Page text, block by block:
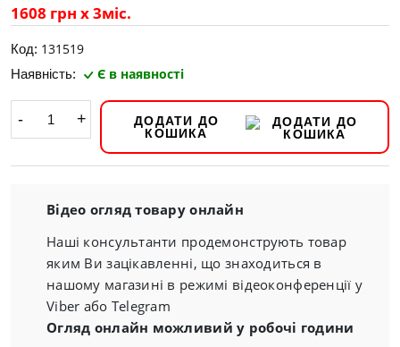
1608 грн х 3міс.
Код: 131519
Наявність: Є в наявності
- +
ДОДАТИ ДО
КОШИКА
Відео огляд товару онлайн
Наші консультанти продемонструють товар
яким Ви зацікавленні, що знаходиться в
нашому магазині в режимі відеоконференції у
Viber або Telegram
Огляд онлайн можливий у робочі години